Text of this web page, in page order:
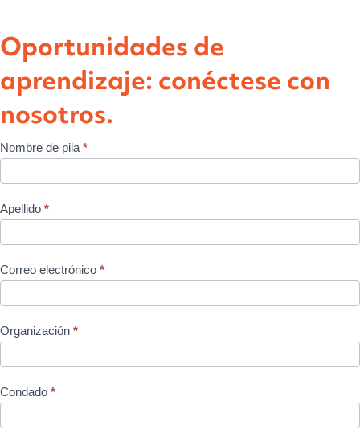
Oportunidades de
aprendizaje: conéctese con
nosotros.
Junta
Local
Nombre de pila *
Apellido *
Correo electrónico *
Organización *
Condado *